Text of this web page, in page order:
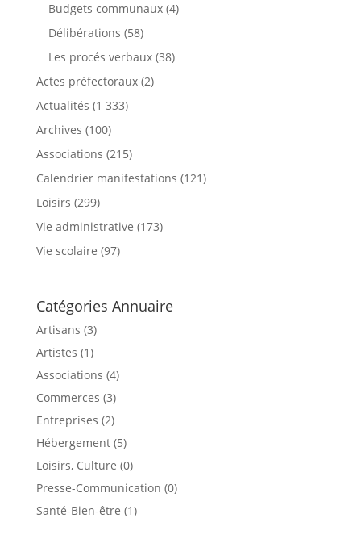
Budgets communaux(4)
Délibérations (58)
Les procés verbaux(38)
Actes préfectoraux(2)
Actualités (1 333)
Archives (100)
Associations (215)
Calendrier manifestations (121)
Loisirs (299)
Vie administrative (173)
Vie scolaire (97)
Catégories Annuaire
Artisans (3)
Artistes (1)
Associations (4)
Commerces (3)
Entreprises (2)
Hébergement (5)
Loisirs, Culture (0)
Presse-Communication (0)
Santé-Bien-être (1)